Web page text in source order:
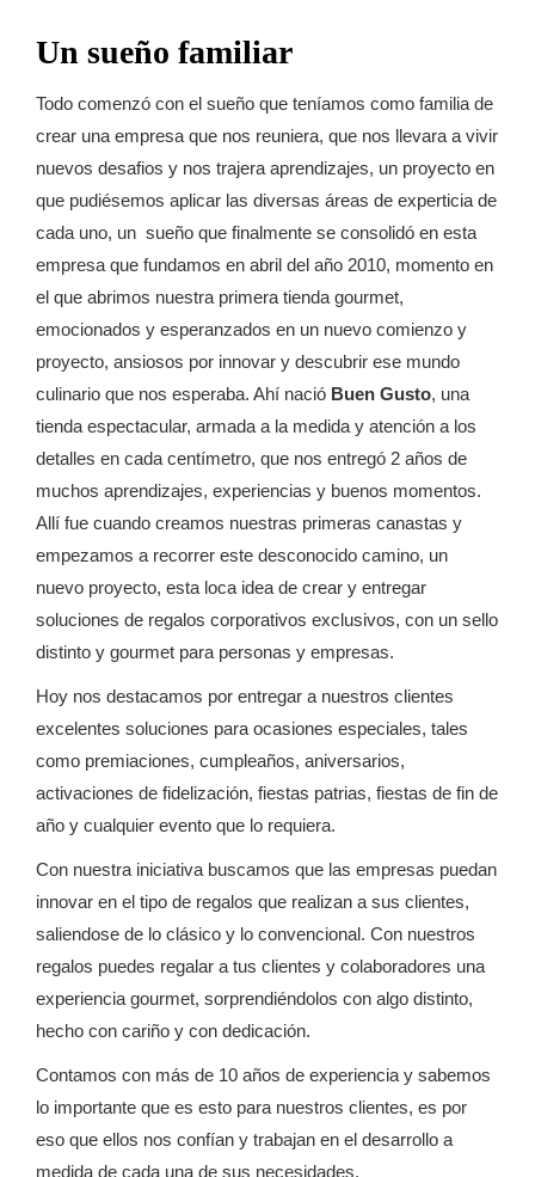
Un sueño familiar
Todo comenzó con el sueño que teníamos como familia de
crear una empresa que nos reuniera, que nos llevara a vivir
nuevos desafios y nos trajera aprendizajes, un proyecto en
que pudiésemos aplicar las diversas áreas de experticia de
cada uno, un sueño que finalmente se consolidó en esta
empresa que fundamos en abril del año 2010, momento en
el que abrimos nuestra primera tienda gourmet,
emocionados y esperanzados en un nuevo comienzo y
proyecto, ansiosos por innovar y descubrir ese mundo
culinario que nos esperaba. Ahí nació Buen Gusto, una
tienda espectacular, armada a la medida y atención a los
detalles en cada centímetro, que nos entregó 2 años de
muchos aprendizajes, experiencias y buenos momentos.
Allí fue cuando creamos nuestras primeras canastas y
empezamos a recorrer este desconocido camino, un
nuevo proyecto, esta loca idea de crear y entregar
soluciones de regalos corporativos exclusivos, con un sello
distinto y gourmet para personas y empresas.
Hoy nos destacamos por entregar a nuestros clientes
excelentes soluciones para ocasiones especiales, tales
como premiaciones, cumpleaños, aniversarios,
activaciones de fidelización, fiestas patrias, fiestas de fin de
año y cualquier evento que lo requiera.
Con nuestra iniciativa buscamos que las empresas puedan
innovar en el tipo de regalos que realizan a sus clientes,
saliendose de lo clásico y lo convencional. Con nuestros
regalos puedes regalar a tus clientes y colaboradores una
experiencia gourmet, sorprendiéndolos con algo distinto,
hecho con cariño y con dedicación.
Contamos con más de 10 años de experiencia y sabemos
lo importante que es esto para nuestros clientes, es por
eso que ellos nos confían y trabajan en el desarrollo a
medida de cada una de sus necesidades.